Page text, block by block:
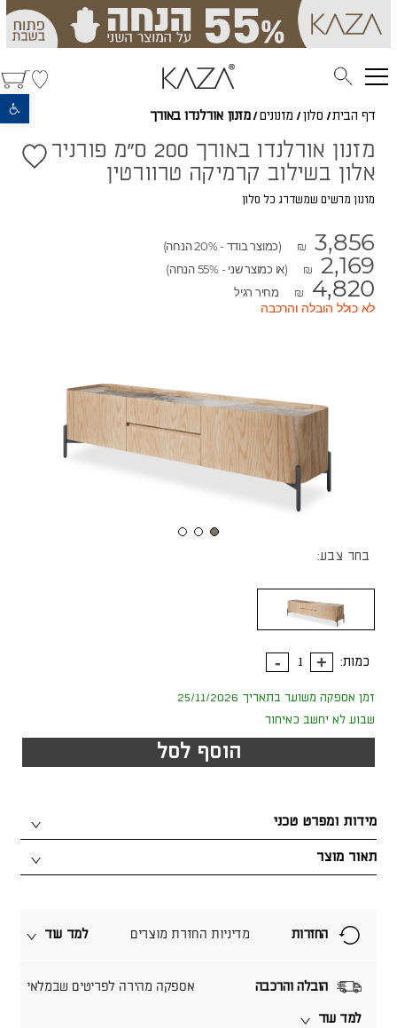
פתח סרגל נגישות
דף הבית/ סלון / מזנונים/ מזנון אורלנדו באורך
מזנון אורלנדו באורך 200 ס"מ פורניר
אלון בשילוב קרמיקה טרוורטין
מזנון מרשים שמשדרג כל סלון
₪ 3,856 (כמוצר בודד - 20% הנחה)
₪ 2,169 (או כמוצר שני - 55% הנחה)
₪ 4,820 מחיר רגיל
לא כולל הובלה והרכבה
בחר צבע:
כמות:
זמן אספקה משוער בתאריך 25/11/2026
שבוע לא יחשב כאיחור
הוסף לסל
תאור מוצר
מידות ומפרט טכני
הובלה והרכבה אספקה מהירה לפריטים שבמלאי
למד עוד
החזרות מדיניות החזרת מוצרים למד עוד